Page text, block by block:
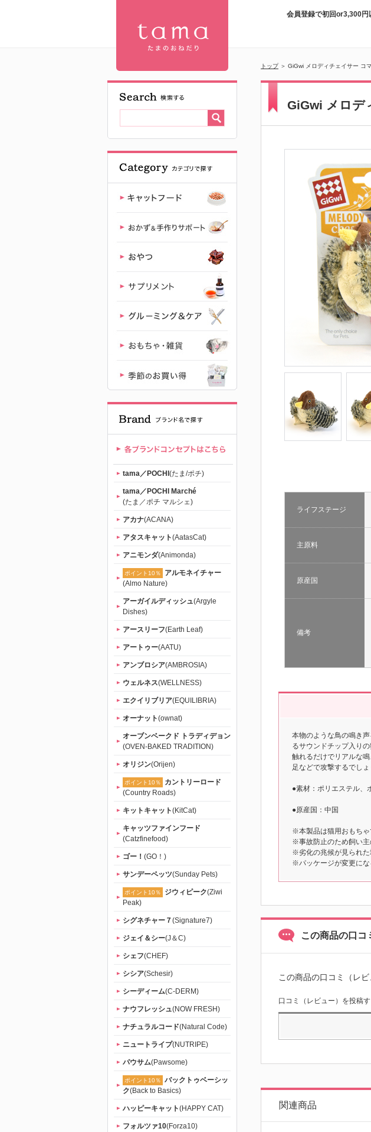
GiGwi メロ
ディチェイ
サー コマド
リ| プレミア
ムキャット
フード専門
店「たまの
おねだり
（tama）」
公式サイト |
【公式】プ
レミアムキ
ャットフー
ド専門店
「たまのお
ねだり
（tama）」
｜初回送料
無料
会員登録で初回or3,300円
トップ＞ GiGwi メロディチェイサー コ
tama／POCHI (たま/ポチ)
tama／POCHI Marché
(たま／ポチ マルシェ)
アカナ(ACANA)
アタスキャット(AatasCat)
アニモンダ(Animonda)
ポイント10％
アルモネイチャー
(Almo Nature)
アーガイルディッシュ(Argyle
Dishes)
アースリーフ(Earth Leaf)
アートゥー(AATU)
アンブロシア(AMBROSIA)
ウェルネス(WELLNESS)
エクイリブリア(EQUILIBRIA)
オーナット(ownat)
オーブンベークド トラディデョン
(OVEN-BAKED TRADITION)
オリジン(Orijen)
ポイント10％
カントリーロード
(Country Roads)
キットキャット(KitCat)
キャッツファインフード
(Catzfinefood)
ゴー！ (GO！)
サンデーペッツ(Sunday Pets)
ポイント10％ ジウィピーク(Ziwi
Peak)
シグネチャー７(Signature7)
ジェイ＆シー(J＆C)
シェフ(CHEF)
シシア(Schesir)
シーディーム(C-DERM)
ナウフレッシュ(NOW FRESH)
ナチュラルコード(Natural Code)
ニュートライプ(NUTRIPE)
パウサム(Pawsome)
ポイント10％
バックトゥベーシッ
ク(Back to Basics)
ハッピーキャット(HAPPY CAT)
フォルツァ10(Forza10)
GiGwi メロデ
ライフステージ
主原料
原産国
備考
本物のような鳥の鳴き
るサウンドチップ入りの
触れるだけでリアルな
足などで攻撃するでしょ
●素材：ポリエステル、
●原産国：中国
※本製品は猫用おもちゃ
※事故防止のため飼い主
※劣化の兆候が見られた
※パッケージが変更にな
この商品の口コ
この商品の口コミ（レ
口コミ（レビュー）を投稿
関連商品